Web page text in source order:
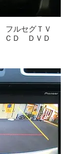
ルセグＴＶ
ＣＤ ＤＶＤ